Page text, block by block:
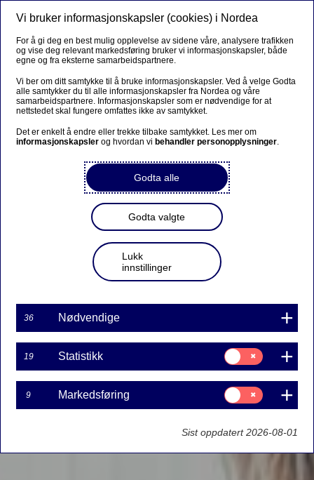
Vi bruker informasjonskapsler (cookies) i Nordea
For å gi deg en best mulig opplevelse av sidene våre, analysere trafikken
og vise deg relevant markedsføring bruker vi informasjonskapsler, både
egne og fra eksterne samarbeidspartnere.
Vi ber om ditt samtykke til å bruke informasjonskapsler. Ved å velge Godta
alle samtykker du til alle informasjonskapsler fra Nordea og våre
samarbeidspartnere. Informasjonskapsler som er nødvendige for at
nettstedet skal fungere omfattes ikke av samtykket.
Det er enkelt å endre eller trekke tilbake samtykket. Les mer om
informasjonskapsler og hvordan vi behandler personopplysninger.
Godta alle
Godta valgte
Lukk
innstillinger
36 Nødvendige
19 Statistikk
Samtykke
til:
Statistikk
9 Markedsføring
Samtykke
til:
Markedsføring
Sist oppdatert 2026-08-01